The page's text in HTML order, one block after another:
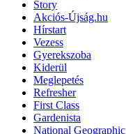
Story
Akciós-Újság.hu
Hírstart
Vezess
Gyerekszoba
Kiderül
Meglepetés
Refresher
First Class
Gardenista
National Geographic